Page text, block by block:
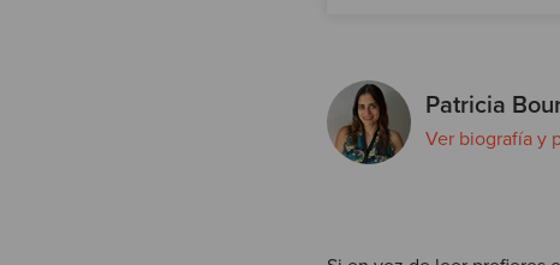
Patricia
Ver biografía y